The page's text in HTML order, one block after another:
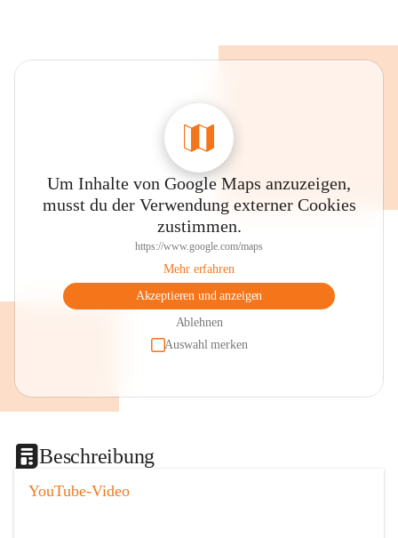
Um Inhalte von Google Maps anzuzeigen,
musst du der Verwendung externer Cookies
zustimmen.
https://www.google.com/maps
Mehr erfahren
Akzeptieren und anzeigen
Ablehnen
Auswahl merken
Beschreibung
YouTube-Video